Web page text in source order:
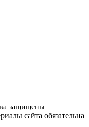
защищены
сайта обязательна